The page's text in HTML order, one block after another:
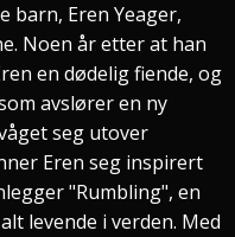
barn, Eren Yeager,
Noen år etter at han
en dødelig fiende, og
avslører en ny
seg utover
Eren seg inspirert
"Rumbling", en
levende i verden. Med